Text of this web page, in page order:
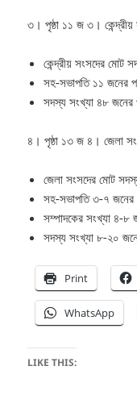
৩। পৃষ্ঠা ১১ জ ৩।
কেন্দ্রীয় সংসদের মোট
সহ-সভাপতি ১১ জনের
সদস্য সংখ্যা ৪৮ জনের
৪। পৃষ্ঠা ১৩ জ ৪। জেলা
জেলা সংসদের মোট
সহ-সভাপতি ৩-৭ জনের
সম্পাদকের সংখ্যা ৪-৮
সদস্য সংখ্যা ৮-২০
Print
WhatsApp
LIKE THIS: